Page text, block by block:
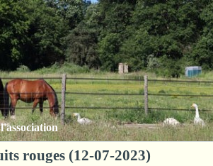
de la ferme des Clos
rouges (12-07-2023)